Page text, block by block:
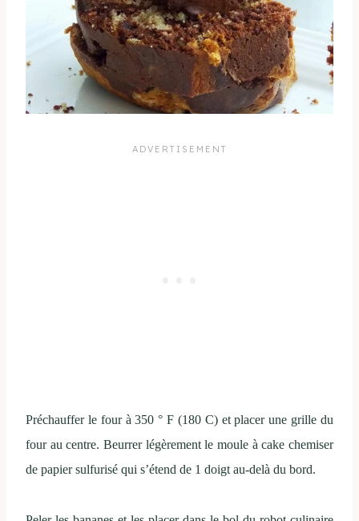
Préchauffer le four à 350 ° F (180 C) et placer une grille du
four au centre. Beurrer légèrement le moule à cake chemiser
de papier sulfurisé qui s’étend de 1 doigt au-delà du bord.